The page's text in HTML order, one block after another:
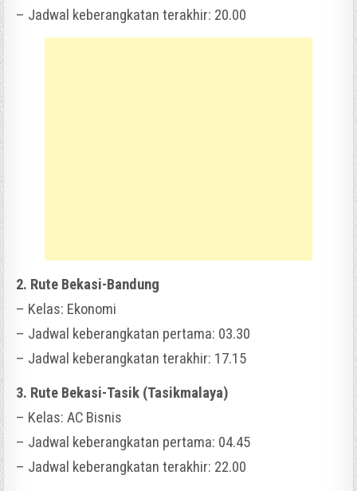
– Jadwal keberangkatan terakhir: 20.00
2. Rute Bekasi-Bandung
– Kelas: Ekonomi
– Jadwal keberangkatan pertama: 03.30
– Jadwal keberangkatan terakhir: 17.15
3. Rute Bekasi-Tasik (Tasikmalaya)
– Kelas: AC Bisnis
– Jadwal keberangkatan pertama: 04.45
– Jadwal keberangkatan terakhir: 22.00